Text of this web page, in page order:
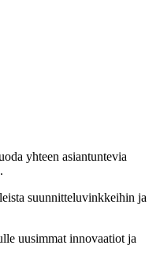
yhteen asiantuntevia
suunnitteluvinkkeihin ja
uusimmat innovaatiot ja